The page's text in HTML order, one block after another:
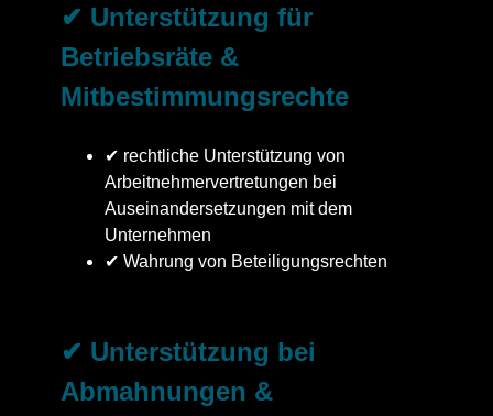
✔ Unterstützung für
Betriebsräte &
Mitbestimmungsrechte
✔ rechtliche Unterstützung von
Arbeitnehmervertretungen bei
Auseinandersetzungen mit dem
Unternehmen
✔ Wahrung von Beteiligungsrechten
✔ Unterstützung bei
Abmahnungen &